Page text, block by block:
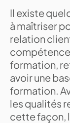
Il existe
à maîtriser
relation
formation,
avoir une
formation.
les qualités
cette façon,